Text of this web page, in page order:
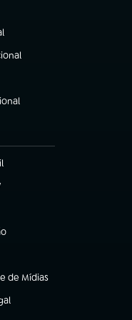
aba)
aba)
aba)
aba)
de Mídias